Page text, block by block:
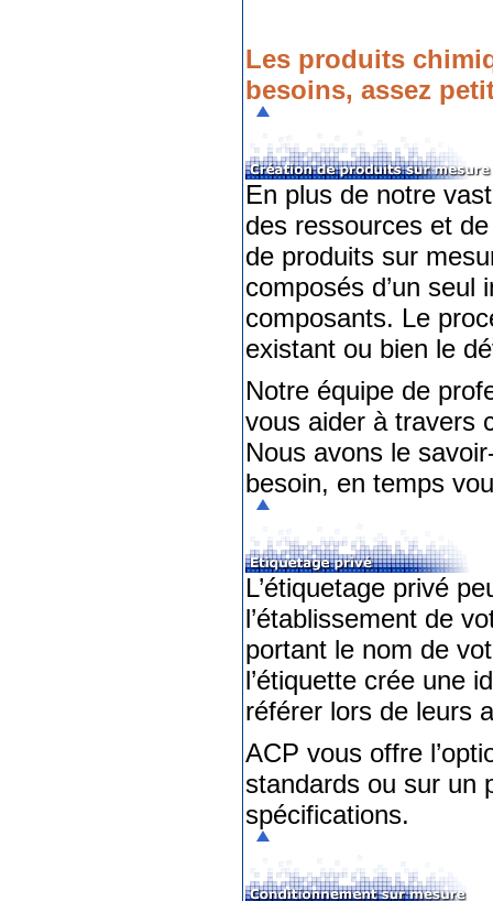
Les produits
besoins, assez
En plus de notre
des ressources et
de produits sur
composés d’un seul
composants. Le
existant ou bien le
Notre équipe de
vous aider à travers
Nous avons le
besoin, en temps
L’étiquetage privé
l’établissement de
portant le nom de
l’étiquette crée une
référer lors de leurs
ACP vous offre
standards ou sur un
spécifications.